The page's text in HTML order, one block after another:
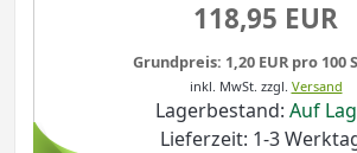
118,95 EUR
Grundpreis: 1,20 EUR pro 100
inkl. MwSt. zzgl. Versand
Lagerbestand: Auf
Lieferzeit: 1-3